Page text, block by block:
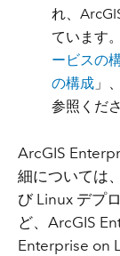
れ、
ています
ービスの
の構成 」
参照くだ
ArcGIS
細については
び Linux デプ
ど、ArcGIS
Enterprise on